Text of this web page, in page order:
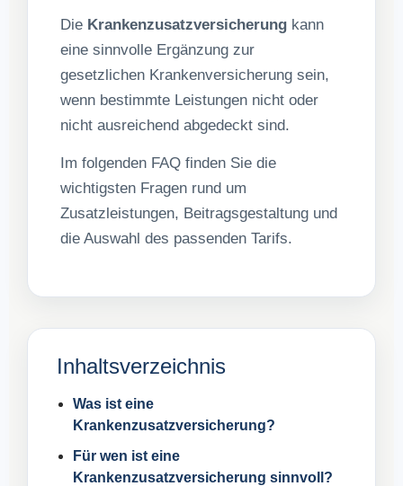
Die Krankenzusatzversicherung kann
eine sinnvolle Ergänzung zur
gesetzlichen Krankenversicherung sein,
wenn bestimmte Leistungen nicht oder
nicht ausreichend abgedeckt sind.
Im folgenden FAQ finden Sie die
wichtigsten Fragen rund um
Zusatzleistungen, Beitragsgestaltung und
die Auswahl des passenden Tarifs.
Inhaltsverzeichnis
Was ist eine
Krankenzusatzversicherung?
Für wen ist eine
Krankenzusatzversicherung sinnvoll?